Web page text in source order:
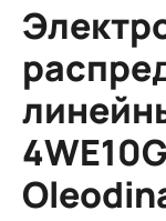
МБ.
Допустимые
типы:
gif
jpg
jpeg
png.